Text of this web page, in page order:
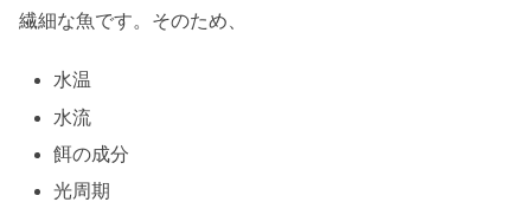
繊細な魚です。そのため、
水温
水流
餌の成分
光周期